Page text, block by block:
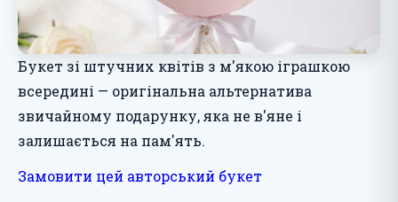
Букет зі штучних квітів з м'якою іграшкою
всередині — оригінальна альтернатива
звичайному подарунку, яка не в'яне і
залишається на пам'ять.
Замовити цей авторський букет